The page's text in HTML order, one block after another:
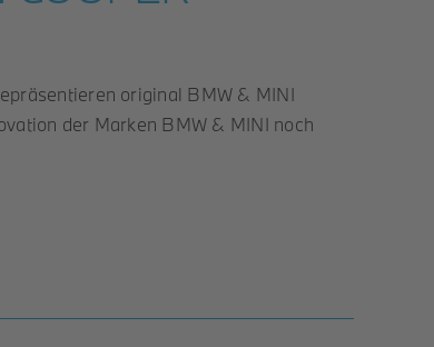
original BMW & MINI
der Marken BMW & MINI noch